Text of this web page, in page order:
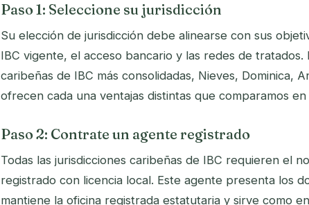
Paso 1: Seleccione su jurisdicción
Su elección de jurisdicción debe alinearse con sus
IBC vigente, el acceso bancario y las redes de tratados.
caribeñas de IBC más consolidadas, Nieves, Dominica,
ofrecen cada una ventajas distintas que comparamos
Paso 2: Contrate un agente registrado
Todas las jurisdicciones caribeñas de IBC requieren el
registrado con licencia local. Este agente presenta los
mantiene la oficina registrada estatutaria y sirve como